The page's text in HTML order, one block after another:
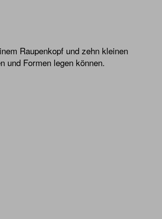
Raupenkopf und zehn kleinen
und Formen legen können.